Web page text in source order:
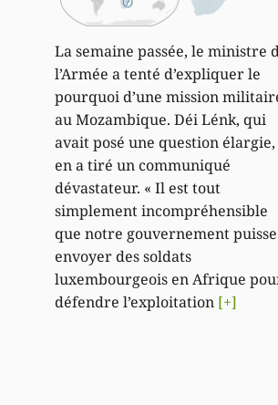
La semaine passée, le ministre
l’Armée a tenté d’expliquer le
pourquoi d’une mission
au Mozambique. Déi Lénk, qui
avait posé une question élargie,
en a tiré un communiqué
dévastateur. « Il est tout
simplement incompréhensible
que notre gouvernement puisse
envoyer des soldats
luxembourgeois en Afrique
défendre l’exploitation [+]